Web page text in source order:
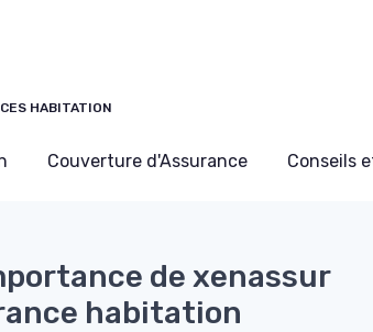
HABITATION
Couverture d'Assurance Conseils
de xenassur
habitation